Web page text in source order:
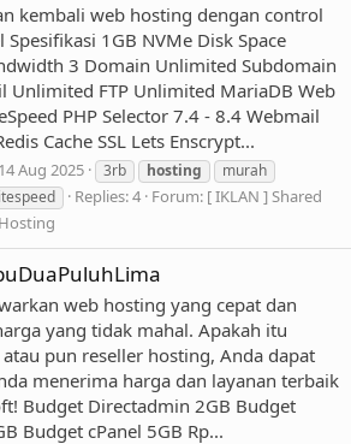
kembali web hosting dengan control
Spesifikasi 1GB NVMe Disk Space
3 Domain Unlimited Subdomain
Unlimited FTP Unlimited MariaDB Web
PHP Selector 7.4 - 8.4 Webmail
Cache SSL Lets Enscrypt...
14 Aug 2025 3rb hosting
murah
Replies: 4 Forum: [ IKLAN ] Shared
web hosting yang cepat dan
yang tidak mahal. Apakah itu
pun reseller hosting, Anda dapat
menerima harga dan layanan terbaik
Budget Directadmin 2GB Budget
Budget cPanel 5GB Rp...